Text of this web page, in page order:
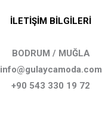
İLETİŞİM BİLGİLERİ
BODRUM / MUĞLA
info@gulaycamoda.com
+90 543 330 19 72